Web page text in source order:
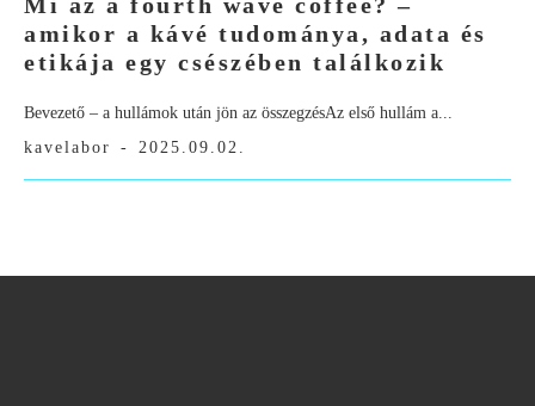
amikor a kávé tudománya, adata és
etikája egy csészében találkozik
Bevezető – a hullámok után jön az összegzésAz első hullám a...
kavelabor
- 2025.09.02.